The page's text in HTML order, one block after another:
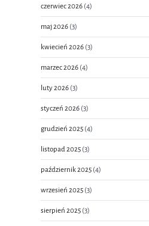
czerwiec 2026 (4)
maj 2026 (3)
kwiecień 2026 (3)
marzec 2026 (4)
luty 2026 (3)
styczeń 2026 (3)
grudzień 2025 (4)
listopad 2025 (3)
październik 2025 (4)
wrzesień 2025 (3)
sierpień 2025 (3)